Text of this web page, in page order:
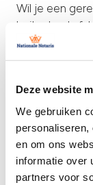
Deze website
We gebruiken
en om ons
informatie over
partners voor
Wil je een
buitenland
partnerschap
of jouw
nodig hebt om
erkenning van
verschilt sterk
plichten die